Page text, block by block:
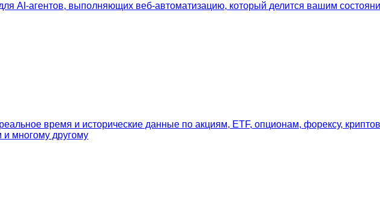
AI-агентов, выполняющих веб-автоматизацию, который делится вашим
время и исторические данные по акциям, ETF, опционам, форексу,
и многому другому